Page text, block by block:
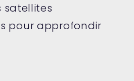
satellites
pour approfondir